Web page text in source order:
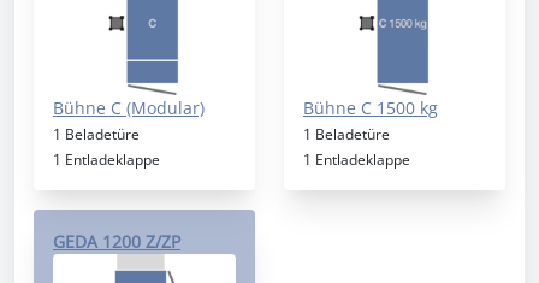
Bühne C (Modular)
1 Beladetüre
1 Entladeklappe
Bühne C 1500 kg
1 Beladetüre
1 Entladeklappe
GEDA 1200 Z/ZP